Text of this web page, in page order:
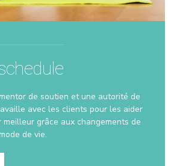
de soutien et une autorité de
avec les clients pour les aider
grâce aux changements de
de vie.